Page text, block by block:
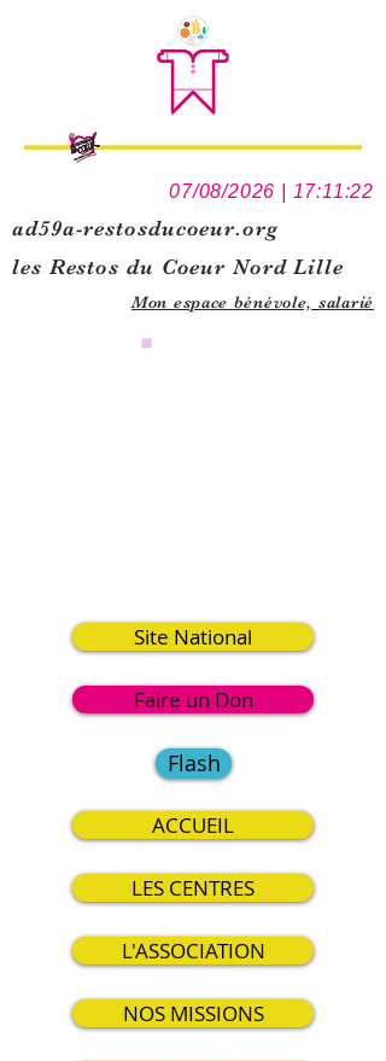
07/08/2026 | 17:11:22
ad59a-restosducoeur.org
les Restos du Coeur Nord Lille
Mon espace bénévole, salarié
Site National
Faire un Don
Flash
ACCUEIL
LES CENTRES
L'ASSOCIATION
NOS MISSIONS